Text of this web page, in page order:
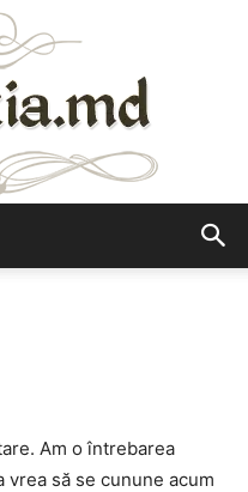
Am o întrebarea
vrea să se cunune acum